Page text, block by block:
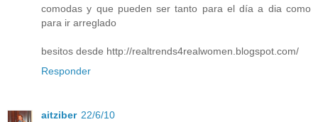
comodas y que pueden ser tanto para el día a dia como
para ir arreglado
besitos desde http://realtrends4realwomen.blogspot.com/
Responder
aitziber 22/6/10